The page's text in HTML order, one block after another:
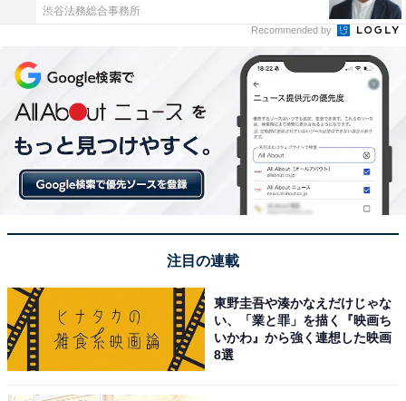
モンスターボールに収納してチャーム感覚で持ち
歩ける
渋谷法務総合事務所
Recommended by
注目の連載
東野圭吾や湊かなえだけじゃな
い、「業と罪」を描く『映画ち
いかわ』から強く連想した映画
8選